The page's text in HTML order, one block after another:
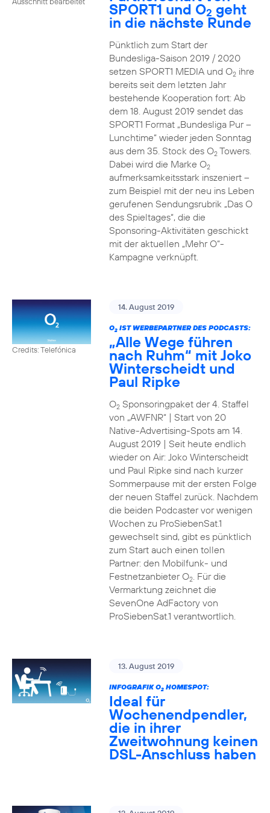
SPORT1 und O2 geht
in die nächste Runde
Pünktlich zum Start der
Bundesliga-Saison 2019 / 2020
setzen SPORT1 MEDIA und O2ihre
bereits seit dem letzten Jahr
bestehende Kooperation fort: Ab
dem 18. August 2019 sendet das
SPORT1 Format „Bundesliga Pur –
Lunchtime“ wieder jeden Sonntag
aus dem 35. Stock des O2Towers.
Dabei wird die Marke O2
aufmerksamkeitsstark inszeniert –
zum Beispiel mit der neu ins Leben
gerufenen Sendungsrubrik „Das O
des Spieltages“, die die
Sponsoring-Aktivitäten geschickt
mit der aktuellen „Mehr O“-
Kampagne verknüpft.
Credits: Telefónica
14. August 2019
O2IST WERBEPARTNER DES PODCASTS:
„Alle Wege führen
nach Ruhm“ mit Joko
Winterscheidt und
Paul Ripke
O2Sponsoringpaket der 4. Staffel
von „AWFNR“ | Start von 20
Native-Advertising-Spots am 14.
August 2019 | Seit heute endlich
wieder on Air: Joko Winterscheidt
und Paul Ripke sind nach kurzer
Sommerpause mit der ersten Folge
der neuen Staffel zurück. Nachdem
die beiden Podcaster vor wenigen
Wochen zu ProSiebenSat.1
gewechselt sind, gibt es pünktlich
zum Start auch einen tollen
Partner: den Mobilfunk- und
Festnetzanbieter O2. Für die
Vermarktung zeichnet die
SevenOne AdFactory von
ProSiebenSat.1 verantwortlich.
13. August 2019
INFOGRAFIK O2HOMESPOT:
Ideal für
Wochenendpendler,
die in ihrer
Zweitwohnung keinen
DSL-Anschluss haben